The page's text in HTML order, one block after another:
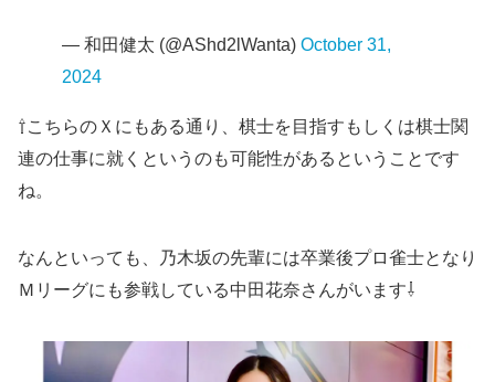
— 和田健太 (@AShd2lWanta) October 31,
2024
⇧こちらのＸにもある通り、棋士を目指すもしくは棋士関
連の仕事に就くというのも可能性があるということです
ね。
なんといっても、乃木坂の先輩には卒業後プロ雀士となり
Ｍリーグにも参戦している中田花奈さんがいます⇩